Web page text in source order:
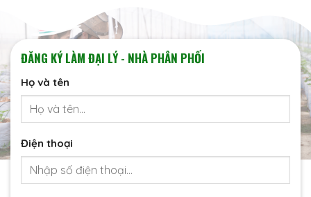
ĐĂNG KÝ LÀM ĐẠI LÝ - NHÀ PHÂN PHỐI
Họ và tên
Điện thoại